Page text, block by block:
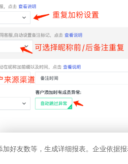
好友数等，生成详细报表。企业依据报